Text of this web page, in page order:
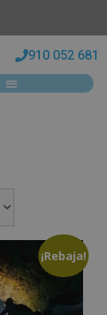
910 052 681
¡Rebaja!